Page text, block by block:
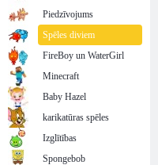
Piedzīvojums
Spēles diviem
FireBoy un WaterGirl
Minecraft
Baby Hazel
karikatūras spēles
Izglītības
Spongebob